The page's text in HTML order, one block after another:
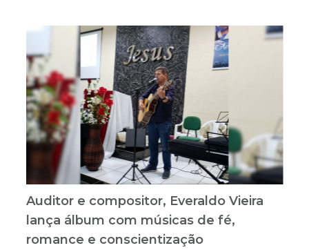
Auditor e compositor, Everaldo Vieira
lança álbum com músicas de fé,
romance e conscientização